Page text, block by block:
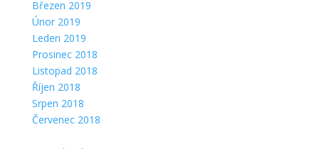
Březen 2019
Únor 2019
Leden 2019
Prosinec 2018
Listopad 2018
Říjen 2018
Srpen 2018
Červenec 2018